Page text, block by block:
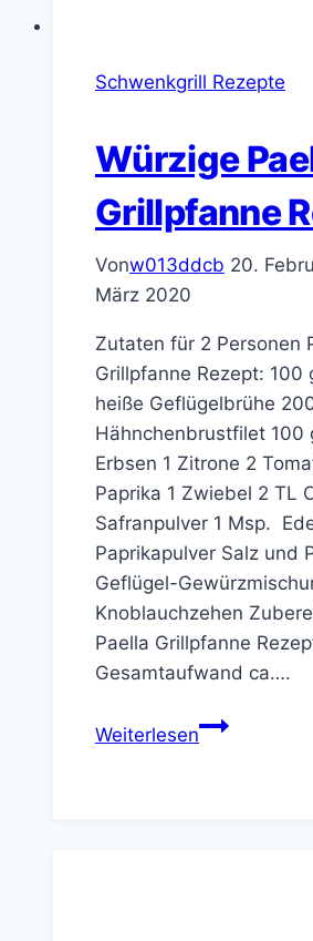
Schwenkgrill Rezepte
Würzige
Grillpfanne
Vonw013ddcb 20.
März 2020
Zutaten für 2 Personen
Grillpfanne Rezept: 100
heiße Geflügelbrühe
Hähnchenbrustfilet 100
Erbsen 1 Zitrone 2
Paprika 1 Zwiebel 2 TL
Safranpulver 1 Msp.
Paprikapulver Salz und
Geflügel-
Knoblauchzehen
Paella Grillpfanne
Gesamtaufwand ca….
WeiterlesenWürzige